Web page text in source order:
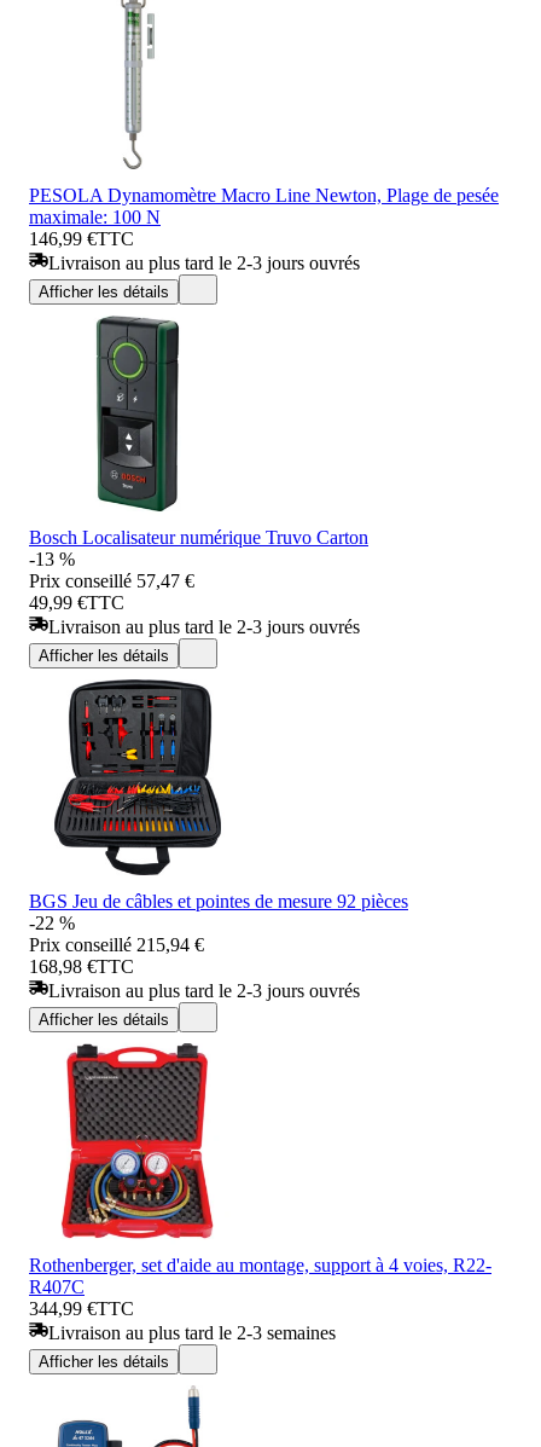
PESOLA Dynamomètre Macro Line Newton, Plage de pesée
maximale: 100 N
146,99 €TTC
Livraison au plus tard le 2-3 jours ouvrés
Afficher les détails
Bosch Localisateur numérique Truvo Carton
-13 %
Prix conseillé 57,47 €
49,99 €TTC
Livraison au plus tard le 2-3 jours ouvrés
Afficher les détails
BGS Jeu de câbles et pointes de mesure 92 pièces
-22 %
Prix conseillé 215,94 €
168,98 €TTC
Livraison au plus tard le 2-3 jours ouvrés
Afficher les détails
Rothenberger, set d'aide au montage, support à 4 voies, R22-
R407C
344,99 €TTC
Livraison au plus tard le 2-3 semaines
Afficher les détails